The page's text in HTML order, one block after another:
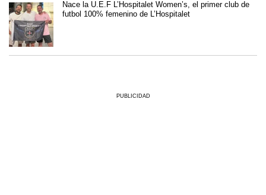
Nace la U.E.F L’Hospitalet Women’s, el primer club de
futbol 100% femenino de L’Hospitalet
PUBLICIDAD